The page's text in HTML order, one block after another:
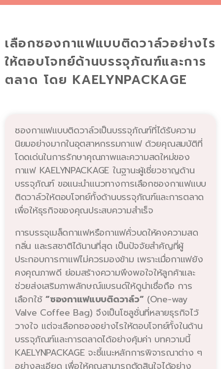
เลือกซองกาแฟแบบติดวาล์วอย่างไร
ให้ตอบโจทย์ด้านบรรจุภัณฑ์และการ
ตลาด โดย KAELYNPACKAGE
ซองกาแฟแบบติดวาล์วเป็นบรรจุภัณฑ์ที่ได้รับความ
นิยมอย่างมากในอุตสาหกรรมกาแฟ ด้วยคุณสมบัติที่
โดดเด่นในการรักษาคุณภาพและความสดใหม่ของ
กาแฟ KAELYNPACKAGE ในฐานะผู้เชี่ยวชาญด้าน
บรรจุภัณฑ์ ขอแนะนำแนวทางการเลือกซองกาแฟแบบ
ติดวาล์วให้ตอบโจทย์ทั้งด้านบรรจุภัณฑ์และการตลาด
เพื่อให้ธุรกิจของคุณประสบความสำเร็จ
การบรรจุเมล็ดกาแฟหรือกาแฟคั่วบดให้คงความสด
กลิ่น และรสชาติได้นานที่สุด เป็นปัจจัยสำคัญที่ผู้
ประกอบการกาแฟไม่ควรมองข้าม เพราะเมื่อกาแฟยัง
คงคุณภาพดี ย่อมสร้างความพึงพอใจให้ลูกค้าและ
ช่วยส่งเสริมภาพลักษณ์แบรนด์ให้ดูน่าเชื่อถือ การ
เลือกใช้“ซองกาแฟแบบติดวาล์ว” (One-way
Valve Coffee Bag) จึงเป็นโซลูชั่นที่หลายธุรกิจไว้
วางใจ แต่จะเลือกซองอย่างไรให้ตอบโจทย์ทั้งในด้าน
บรรจุภัณฑ์และการตลาดได้อย่างคุ้มค่า บทความนี้
KAELYNPACKAGE จะชี้แนะหลักการพิจารณาต่าง ๆ
อย่างละเอียด เพื่อให้คุณสามารถตัดสินใจได้อย่าง